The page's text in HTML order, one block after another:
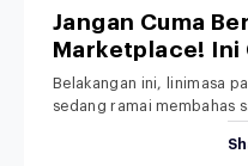
Jangan Cuma
Marketplace! Ini
Operasional
Belakangan ini, linimasa
sedang ramai membahas
retail, kebijakan baru ini